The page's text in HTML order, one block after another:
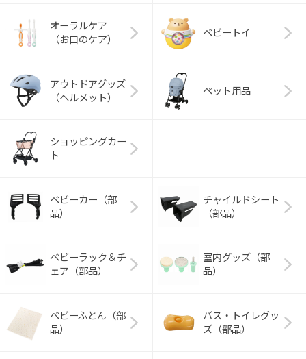
オーラルケア
（お口のケア）
ベビートイ
アウトドアグッズ
（ヘルメット）
ペット用品
ショッピングカー
ト
ベビーカー（部
品）
チャイルドシート
（部品）
ベビーラック＆チ
ェア（部品）
室内グッズ（部
品）
ベビーふとん（部
品）
バス・トイレグッ
ズ（部品）